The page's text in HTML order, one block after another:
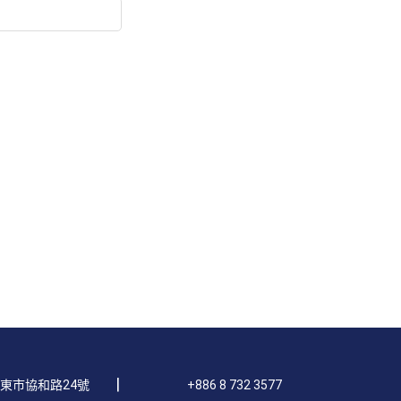
市協和路24號 | +886 8 732 3577